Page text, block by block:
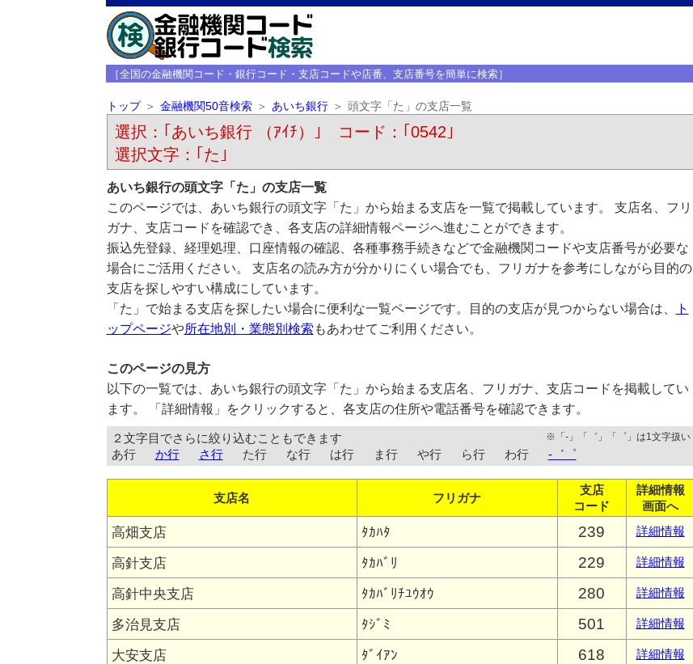
［全国の金融機関コード・銀行コード・支店コードや店番、支店番号を簡単に検索］
トップ 金融機関50音検索 あいち銀行 頭文字「た」の支店一覧
選択：｢あいち銀行 （ｱｲﾁ）｣ コード：｢0542｣
選択文字：｢た｣
あいち銀行の頭文字「た」の支店一覧
このページでは、あいち銀行の頭文字「た」から始まる支店を一覧で掲載しています。 支店名、フリ
ガナ、支店コードを確認でき、各支店の詳細情報ページへ進むことができます。
振込先登録、経理処理、口座情報の確認、各種事務手続きなどで金融機関コードや支店番号が必要な
場合にご活用ください。 支店名の読み方が分かりにくい場合でも、フリガナを参考にしながら目的の
支店を探しやすい構成にしています。
「た」で始まる支店を探したい場合に便利な一覧ページです。目的の支店が見つからない場合は、
ト
ップページや所在地別・業態別検索 もあわせてご利用ください。
このページの見方
以下の一覧では、あいち銀行の頭文字「た」から始まる支店名、フリガナ、支店コードを掲載してい
ます。 「詳細情報」をクリックすると、各支店の住所や電話番号を確認できます。
２文字目でさらに絞り込むこともできます ※「-」「゛」「゜」は1文字扱い
あ行 か行 さ行 た行 な行 は行 ま行 や行 ら行 わ行 -゛゜
支店名 フリガナ
支店
コード
詳細情報
画面へ
高畑支店 ﾀｶﾊﾀ 239 詳細情報
高針支店 ﾀｶﾊﾞﾘ 229 詳細情報
高針中央支店 ﾀｶﾊﾞﾘﾁﾕｳｵｳ 280 詳細情報
多治見支店 ﾀｼﾞﾐ 501 詳細情報
大安支店 ﾀﾞｲｱﾝ 618 詳細情報